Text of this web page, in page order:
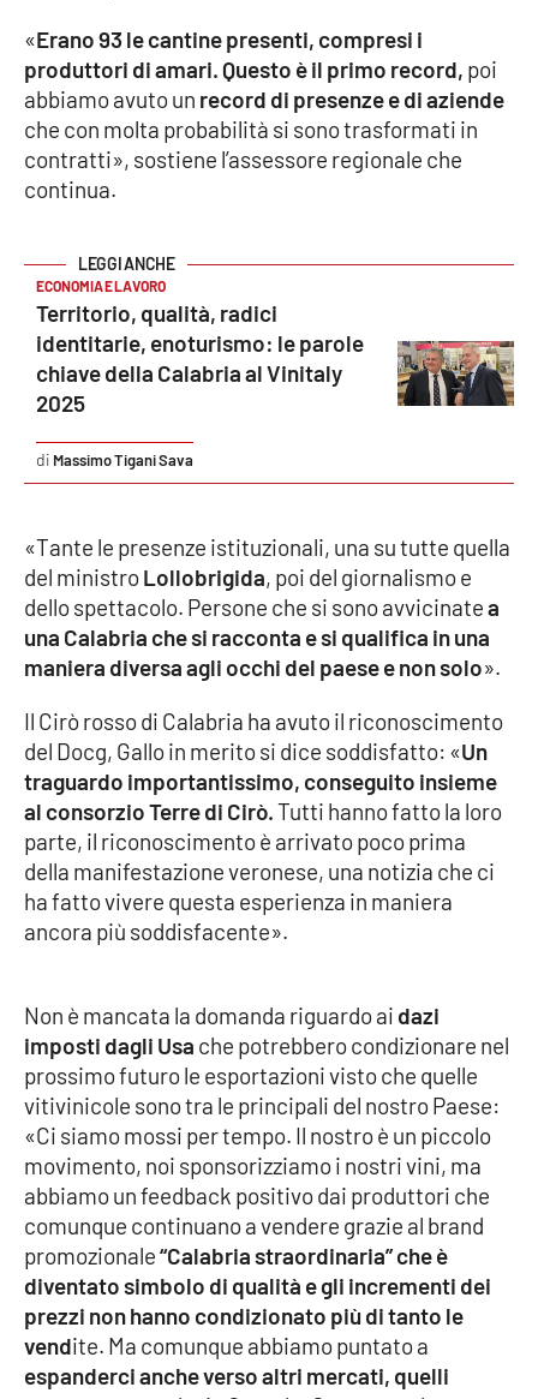
Società
Sport
Good Morning Vietnam
Parchi Marini Calabria
Leggendo Alvaro insieme
Imprese Di Calabria
Venti di comunicazione
STREAMING
LaC TV
LaC Network
LaC OnAir
EDIZIONI
LOCALI
Catanzaro
Crotone
Vibo Valentia
Reggio Calabria
Cosenza
Lamezia Terme
«Erano 93 le cantine presenti, compresi i
produttori di amari. Questo è il primo record, poi
abbiamo avuto un record di presenze e di aziende
che con molta probabilità si sono trasformati in
contratti», sostiene l’assessore regionale che
continua.
ECONOMIA E LAVORO
Territorio, qualità, radici
identitarie, enoturismo: le parole
chiave della Calabria al Vinitaly
2025
Massimo Tigani Sava
«Tante le presenze istituzionali, una su tutte quella
del ministroLollobrigida, poi del giornalismo e
dello spettacolo. Persone che si sono avvicinatea
una Calabria che si racconta e si qualifica in una
maniera diversa agli occhi del paese e non solo».
Il Cirò rosso di Calabria ha avuto il riconoscimento
del Docg, Gallo in merito si dice soddisfatto: «Un
traguardo importantissimo, conseguito insieme
al consorzio Terre di Cirò.Tutti hanno fatto la loro
parte, il riconoscimento è arrivato poco prima
della manifestazione veronese, una notizia che ci
ha fatto vivere questa esperienza in maniera
ancora più soddisfacente».
Non è mancata la domanda riguardo ai dazi
imposti dagli Usa che potrebbero condizionare nel
prossimo futuro le esportazioni visto che quelle
vitivinicole sono tra le principali del nostro Paese:
«Ci siamo mossi per tempo. Il nostro è un piccolo
movimento, noi sponsorizziamo i nostri vini, ma
abbiamo un feedback positivo dai produttori che
comunque continuano a vendere grazie al brand
promozionale“Calabria straordinaria” che è
diventato simbolo di qualità e gli incrementi dei
prezzi non hanno condizionato più di tanto le
vendite. Ma comunque abbiamo puntato a
espanderci anche verso altri mercati, quelli